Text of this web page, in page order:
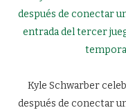
Kyle Schwarber
después de conectar